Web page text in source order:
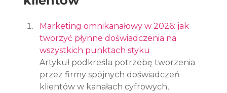
Marketing omnikanałowy w 2026: jak
tworzyć płynne doświadczenia na
wszystkich punktach styku
Artykuł podkreśla potrzebę tworzenia
przez firmy spójnych doświadczeń
klientów w kanałach cyfrowych,